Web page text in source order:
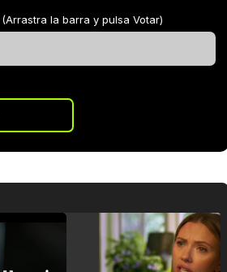
(Arrastra la barra y pulsa Votar)